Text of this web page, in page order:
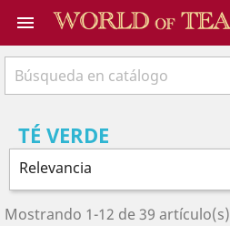

TÉ VERDE
Relevancia
Mostrando 1-12 de 39 artículo(s)